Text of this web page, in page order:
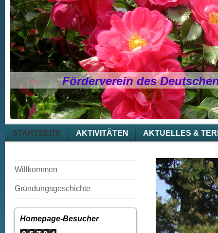
Förderverein des
STARTSEITE AKTIVITÄTEN AKTUELLES &
Willkommen
Gründungsgeschichte
Homepage-Besucher